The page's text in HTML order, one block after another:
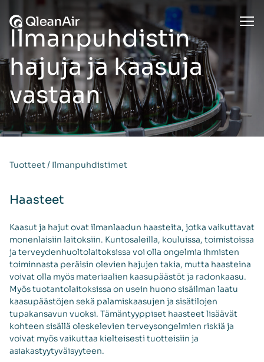
Siirry sisältöön
Ilmanpuhdistin
hajuja ja kaasuja
vastaan
Tuotteet/ Ilmanpuhdistimet
Haasteet
Kaasut ja hajut ovat ilmanlaadun haasteita, jotka vaikuttavat
monenlaisiin laitoksiin. Kuntosaleilla, kouluissa, toimistoissa
ja terveydenhuoltolaitoksissa voi olla ongelmia ihmisten
toiminnasta peräisin olevien hajujen takia, mutta haasteina
voivat olla myös materiaalien kaasupäästöt ja radonkaasu.
Myös tuotantolaitoksissa on usein huono sisäilman laatu
kaasupäästöjen sekä palamiskaasujen ja sisätilojen
tupakansavun vuoksi. Tämäntyyppiset haasteet lisäävät
kohteen sisällä oleskelevien terveysongelmien riskiä ja
voivat myös vaikuttaa kielteisesti tuotteisiin ja
asiakastyytyväisyyteen.